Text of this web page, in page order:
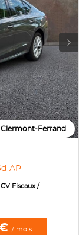
AP
Clermont-Ferrand
Fiscaux
/ mois